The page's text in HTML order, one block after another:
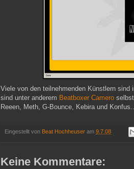
Viele von den teilnehmenden Künstlern
sind unter anderem Beatboxer Camero
Reeen, Meth, G-Bounce, Kebira und
Eingestellt von Beat Hochheuser am 9.7.08
Keine Kommentare: